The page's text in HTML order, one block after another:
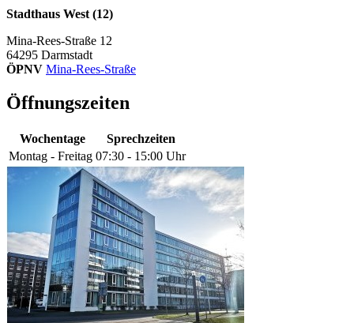
Stadthaus West (12)
Mina-Rees-Straße 12
64295 Darmstadt
ÖPNV Mina-Rees-Straße
Öffnungszeiten
Wochentage
Sprechzeiten
Montag - Freitag 07:30 - 15:00 Uhr